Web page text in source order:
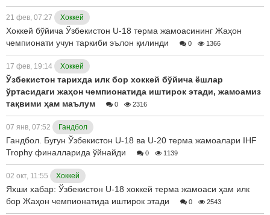
21 фев, 07:27 Хоккей
Хоккей бўйича Ўзбекистон U-18 терма жамоасининг Жаҳон
чемпионати учун таркиби эълон қилинди
0 1366
17 фев, 19:14 Хоккей
Ўзбекистон тарихда илк бор хоккей бўйича ёшлар
ўртасидаги жаҳон чемпионатида иштирок этади, жамоамиз
тақвими ҳам маълум
0 2316
07 янв, 07:52 Гандбол
Гандбол. Бугун Ўзбекистон U-18 ва U-20 терма жамоалари IHF
Trophy финалларида ўйнайди
0 1139
02 окт, 11:55 Хоккей
Яхши хабар: Ўзбекистон U-18 хоккей терма жамоаси ҳам илк
бор Жаҳон чемпионатида иштирок этади
0 2543